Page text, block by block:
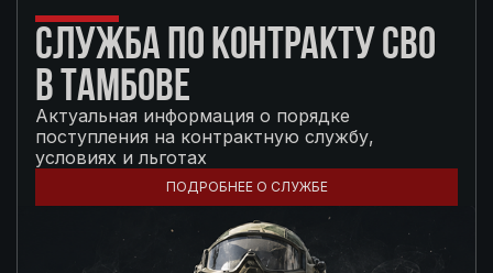
СЛУЖБА ПО КОНТРАКТУ СВО
В ТАМБОВЕ
Актуальная информация о порядке
поступления на контрактную службу,
условиях и льготах
ПОДРОБНЕЕ О СЛУЖБЕ